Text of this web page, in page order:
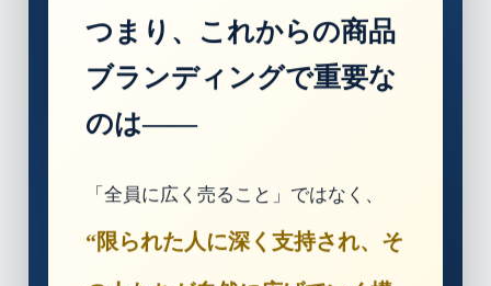
つまり、これからの商品
ブランディングで重要な
のは――
「全員に広く売ること」ではなく、
“限られた人に深く支持され、そ